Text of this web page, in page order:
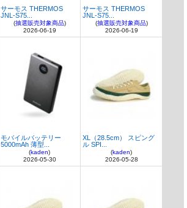
サーモス THERMOS
JNL-S75...
(抽選販売対象商品)
2026-06-19
サーモス THERMOS
JNL-S75...
(抽選販売対象商品)
2026-06-19
モバイルバッテリー
5000mAh 薄型...
(kaden)
2026-05-30
XL（28.5cm） スピング
ル SPI...
(kaden)
2026-05-28